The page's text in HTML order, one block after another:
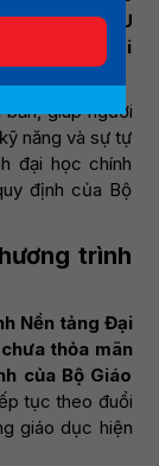
khaiHSU
Nền tảng Đại
bản, giúp người
năng và sự tự
đại học chính
định của Bộ
trình
Nền tảng Đại
chưa thỏa mãn
của Bộ Giáo
tục theo đuổi
giáo dục hiện